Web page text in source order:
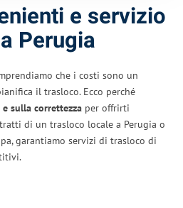
e servizio
Perugia
che i costi sono un
il trasloco. Ecco perché
e sulla correttezza per offrirti
di un trasloco locale a Perugia o
garantiamo servizi di trasloco di